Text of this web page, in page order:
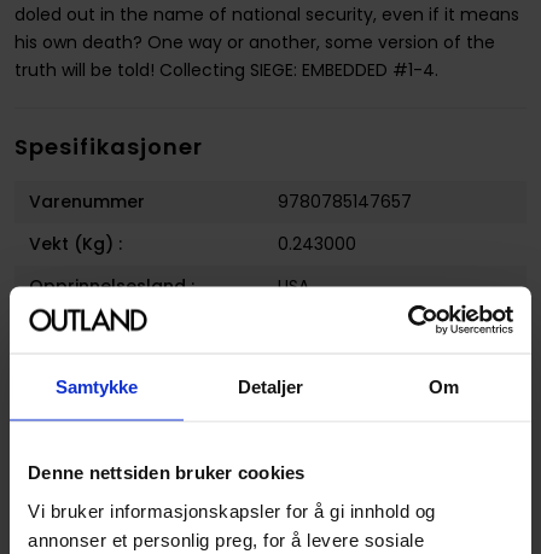
Samtykke Detaljer Om
Denne nettsiden bruker cookies
Vi bruker informasjonskapsler for å gi innhold og
annonser et personlig preg, for å levere sosiale
doled out in the name of national security, even if it means
his own death? One way or another, some version of the
truth will be told! Collecting SIEGE: EMBEDDED #1-4.
Spesifikasjoner
Varenummer
9780785147657
Vekt (Kg) :
0.243000
Opprinnelsesland :
USA
Format
Forfattere
Sjanger
Superhelt
Illustratør
Chris Samnee